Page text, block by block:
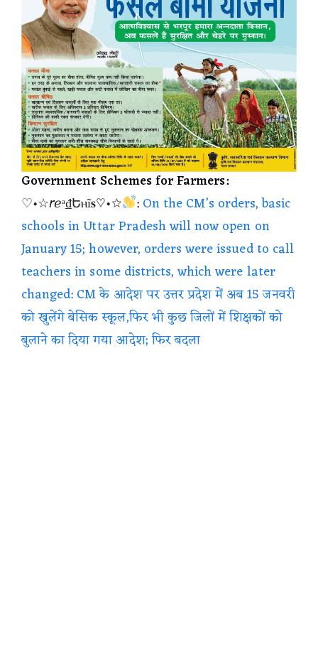
Government Schemes for Farmers:
♡•☆𝘳ℯᵃ₫Եⲏĩ𝐬♡•☆
:On the CM’s orders, basic
schools in Uttar Pradesh will now open on
January 15; however, orders were issued to call
teachers in some districts, which were later
changed: CM के आदेश पर उत्तर प्रदेश में अब 15 जनवरी
को खुलेंगे बेसिक स्कूल,फिर भी कुछ जिलों में शिक्षकों को
बुलाने का दिया गया आदेश; फिर बदला